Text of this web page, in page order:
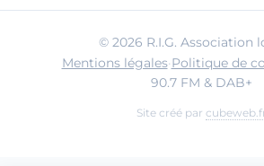
© 2026 R.I.G. Association
Mentions légales·Politique de
90.7 FM & DAB+
Site créé par